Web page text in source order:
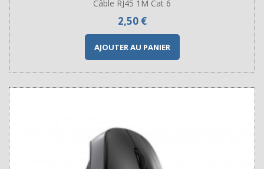
Câble RJ45 1M Cat 6
Prix
2,50 €
AJOUTER AU PANIER